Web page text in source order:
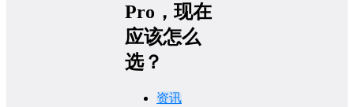
Pro，现在
应该怎么
选？
资讯